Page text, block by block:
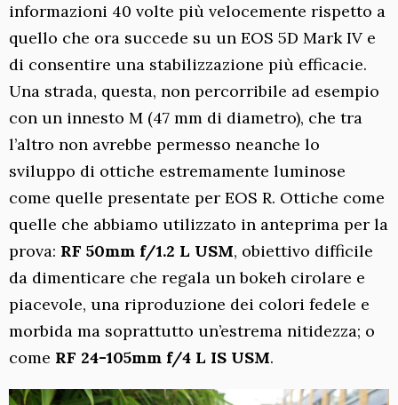
informazioni 40 volte più velocemente rispetto a
quello che ora succede su un EOS 5D Mark IV e
di consentire una stabilizzazione più efficacie.
Una strada, questa, non percorribile ad esempio
con un innesto M (47 mm di diametro), che tra
l’altro non avrebbe permesso neanche lo
sviluppo di ottiche estremamente luminose
come quelle presentate per EOS R. Ottiche come
quelle che abbiamo utilizzato in anteprima per la
prova: RF 50mm f/1.2 L USM, obiettivo difficile
da dimenticare che regala un bokeh cirolare e
piacevole, una riproduzione dei colori fedele e
morbida ma soprattutto un’estrema nitidezza; o
come RF 24-105mm f/4 L IS USM.